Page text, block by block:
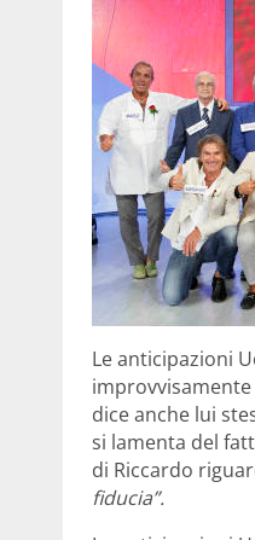
Le anticipazioni
improvvisamente
dice anche lui
si lamenta del
di Riccardo
fiducia”.